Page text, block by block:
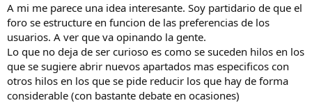
A mi me parece una idea interesante. Soy partidario de que el
foro se estructure en funcion de las preferencias de los
usuarios. A ver que va opinando la gente.
Lo que no deja de ser curioso es como se suceden hilos en los
que se sugiere abrir nuevos apartados mas especificos con
otros hilos en los que se pide reducir los que hay de forma
considerable (con bastante debate en ocasiones)